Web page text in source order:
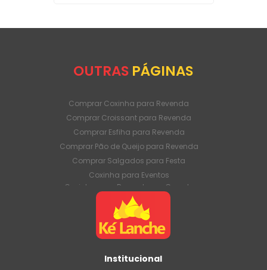
OUTRAS PÁGINAS
Comprar Coxinha para Revenda
Comprar Croissant para Revenda
Comprar Esfiha para Revenda
Comprar Pão de Queijo para Revenda
Comprar Salgados para Festa
Coxinha para Eventos
Coxinha para Revenda em Grande
Quantidade
Coxinha para Venda Direto da Fábrica
Coxinha para Venda em Atacado
Croissant para Revenda em Grande
Croissant para Venda Direto da Fábrica
Institucional